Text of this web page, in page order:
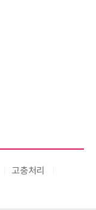
고충처리